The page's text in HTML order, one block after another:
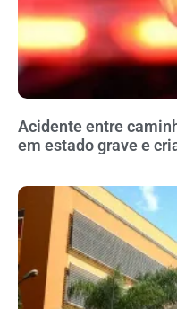
Acidente entre
em estado grave e